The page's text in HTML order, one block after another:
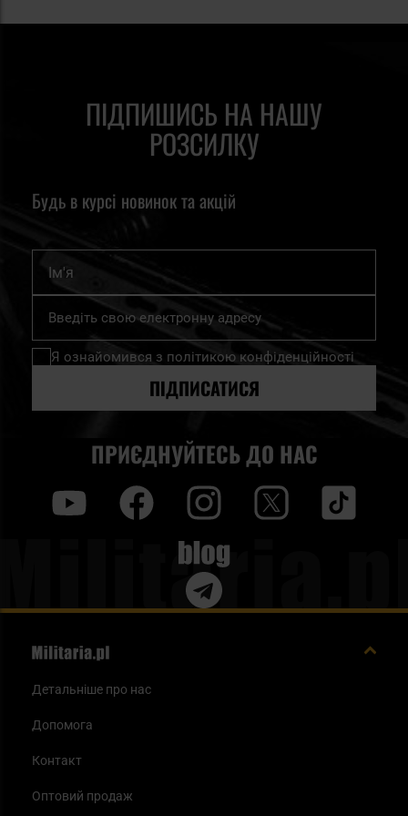
ПІДПИШИСЬ НА НАШУ
РОЗСИЛКУ
Будь в курсі новинок та акцій
Підпишіться
нашу
розсилку
Я ознайомився з політикою конфіденційності
ПІДПИСАТИСЯ
ПРИЄДНУЙТЕСЬ ДО НАС
Blog
Детальніше про нас
Допомога
Контакт
Оптовий продаж